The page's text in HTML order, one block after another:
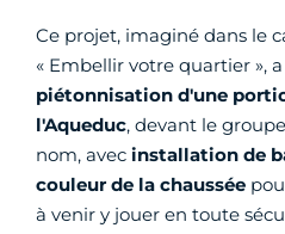
Ce projet, imaginé dans le
« Embellir votre quartier »,
piétonnisation d'une
l'Aqueduc, devant le
nom, avec installation de
couleur de la chaussée
à venir y jouer en toute